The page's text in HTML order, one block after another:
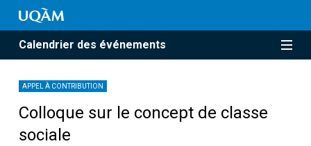
Calendrier des événements
APPEL À CONTRIBUTION
Colloque sur le concept de classe
sociale